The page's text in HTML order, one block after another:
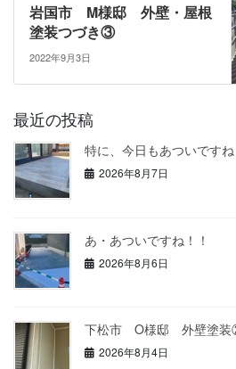
岩国市 M様邸 外壁・屋根
塗装つづき③
2022年9月3日
最近の投稿
特に、今日もあついですね
2026年8月7日
あ・あついですね！！
2026年8月6日
下松市 O様邸 外壁塗
2026年8月4日